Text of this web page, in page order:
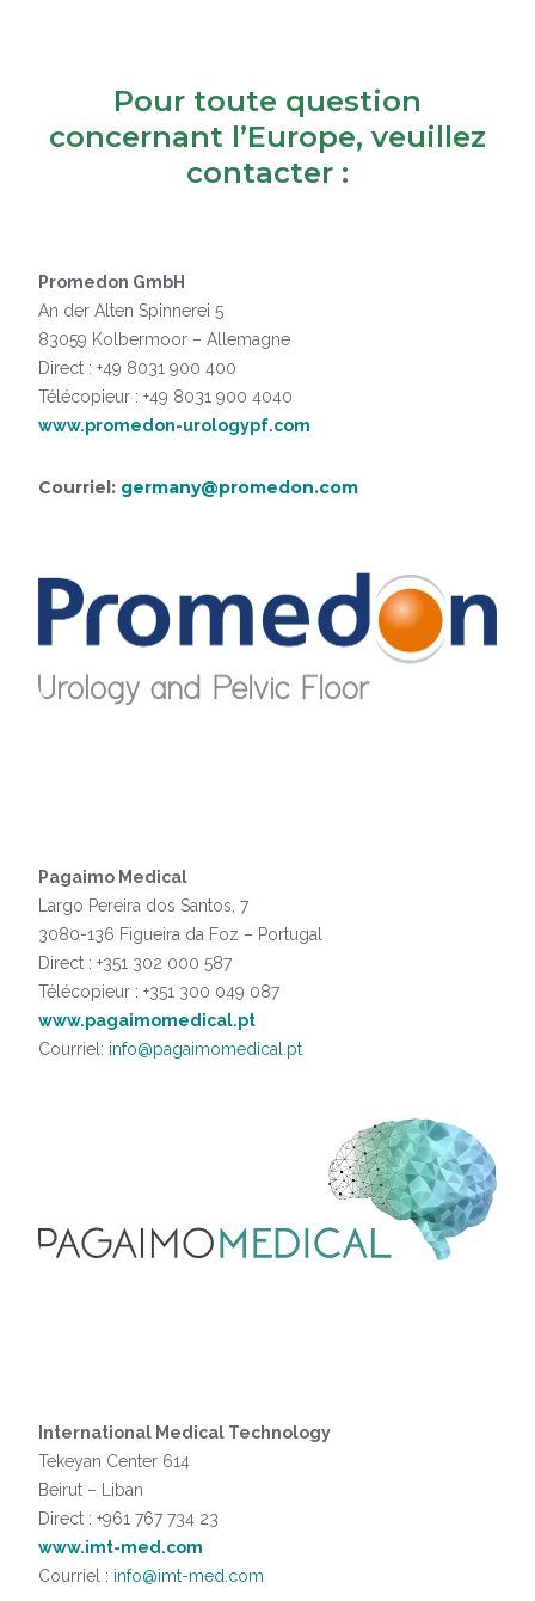
Pour toute question
concernant l’Europe, veuillez
contacter :
Promedon GmbH
An der Alten Spinnerei 5
83059 Kolbermoor – Allemagne
Direct : +49 8031 900 400
Télécopieur : +49 8031 900 4040
www.promedon-urologypf.com
Courriel: germany@promedon.com
Pagaimo Medical
Largo Pereira dos Santos, 7
3080-136 Figueira da Foz – Portugal
Direct : +351 302 000 587
Télécopieur : +351 300 049 087
www.pagaimomedical.pt
Courriel: info@pagaimomedical.pt
International Medical Technology
Tekeyan Center 614
Beirut – Liban
Direct : +961 767 734 23
www.imt-med.com
Courriel : info@imt-med.com